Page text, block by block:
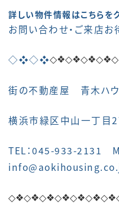
詳しい物件情報はこちらをク
お問い合わせ・ご来店お
◇❖◇❖◇❖◇❖◇❖◇❖
街の不動産屋 青木ハ
横浜市緑区中山一丁目
TEL：045-933-2131
◇❖◇❖◇❖◇❖◇❖◇❖